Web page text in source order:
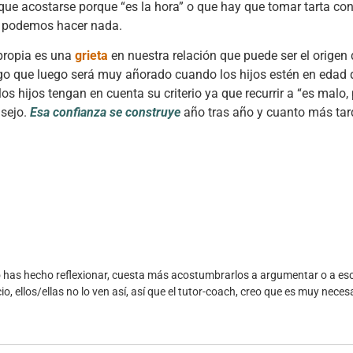
acostarse porque “es la hora” o que hay que tomar tarta
hacer nada.
es una grieta en nuestra relación que puede ser el
que luego será muy añorado cuando los hijos estén en
hijos tengan en cuenta su criterio ya que recurrir a “es
Esa confianza se construye año tras año y cuanto más
has hecho reflexionar, cuesta más acostumbrarlos a argumentar o a
ellos/ellas no lo ven así, así que el tutor-coach, creo que es muy